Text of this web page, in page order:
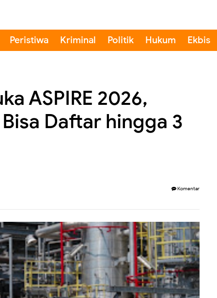
Peristiwa Kriminal Politik Hukum Ekbis
ASPIRE 2026,
Daftar hingga 3
Komentar